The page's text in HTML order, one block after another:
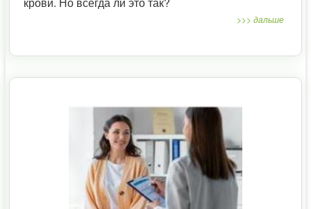
>>> дальше